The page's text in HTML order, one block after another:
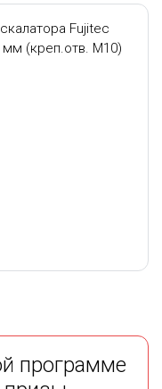
Fujitec
мм (креп.отв. М10)
программе